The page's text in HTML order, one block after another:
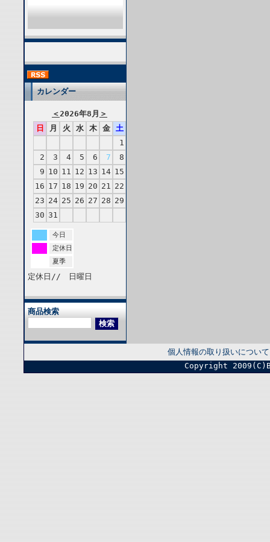
カレンダー
＜2026年8月 ＞
日
月 火 水 木 金
土
1
2
3 4 5 6 7
8
9 10 11 12 13 14 15
16 17 18 19 20 21 22
23 24 25 26 27 28 29
30 31
今日
定休日
夏季
定休日// 日曜日
商品検索
個人情報の取り扱いについて
Copyright